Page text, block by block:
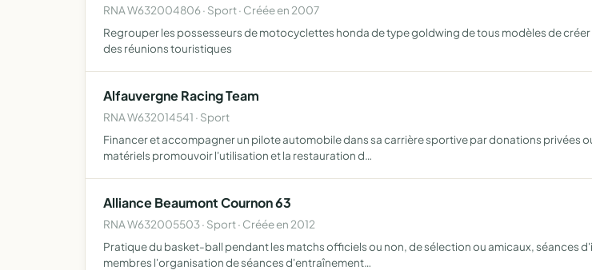
RNA W632004806 · Sport · Créée en 2007
Regrouper les possesseurs de motocyclettes honda de type goldwing de tous modèles de
des réunions touristiques
Alfauvergne Racing Team
RNA W632014541 · Sport
Financer et accompagner un pilote automobile dans sa carrière sportive par donations privées
matériels promouvoir l'utilisation et la restauration d…
Alliance Beaumont Cournon 63
RNA W632005503 · Sport · Créée en 2012
Pratique du basket-ball pendant les matchs officiels ou non, de sélection ou amicaux, séances
membres l'organisation de séances d'entraînement…